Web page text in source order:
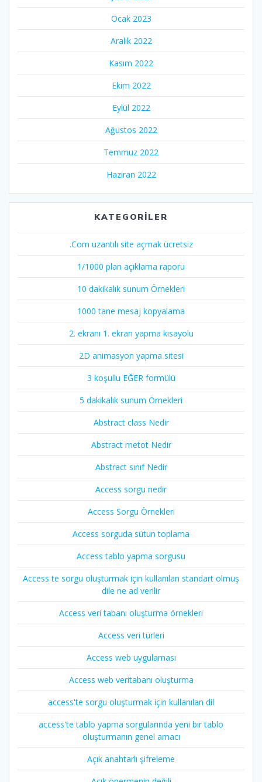
Ocak 2023
Aralık 2022
Kasım 2022
Ekim 2022
Eylül 2022
Ağustos 2022
Temmuz 2022
Haziran 2022
KATEGORILER
.Com uzantılı site açmak ücretsiz
1/1000 plan açıklama raporu
10 dakikalık sunum Örnekleri
1000 tane mesaj kopyalama
2. ekranı 1. ekran yapma kısayolu
2D animasyon yapma sitesi
3 koşullu EĞER formülü
5 dakikalık sunum Örnekleri
Abstract class Nedir
Abstract metot Nedir
Abstract sınıf Nedir
Access sorgu nedir
Access Sorgu Örnekleri
Access sorguda sütun toplama
Access tablo yapma sorgusu
Access te sorgu oluşturmak için kullanılan standart olmuş
dile ne ad verilir
Access veri tabanı oluşturma örnekleri
Access veri türleri
Access web uygulaması
Access web veritabanı oluşturma
access'te sorgu oluşturmak için kullanılan dil
access'te tablo yapma sorgularında yeni bir tablo
oluşturmanın genel amacı
Açık anahtarlı şifreleme